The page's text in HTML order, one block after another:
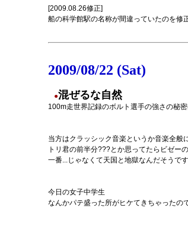
[2009.08.26修正]
船の科学館駅の名称が間違っていたのを修
2009/08/22 (Sat)
●混ぜるな自然
100m走世界記録のボルト選手の強さの秘
当方はクラッシック音楽というか音楽全般
トリ君の前半分???とか思ってたらビゼー
一番...じゃなくて天国と地獄なんだそうで
今日の女子中学生
なんかパテ盛った所がヒケてきちゃったの